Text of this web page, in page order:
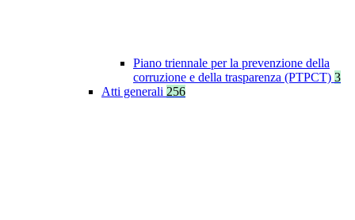
Piano triennale per la prevenzione della
corruzione e della trasparenza (PTPCT) 3
Atti generali 256